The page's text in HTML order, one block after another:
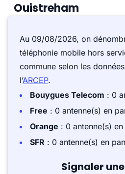
Ouistreham
Au 09/08/2026, on
téléphonie mobile hors
commune selon les
l’ARCEP.
Bouygues Telecom : 0
Free : 0 antenne(s) en
Orange : 0 antenne(s)
SFR : 0 antenne(s) en
Signaler